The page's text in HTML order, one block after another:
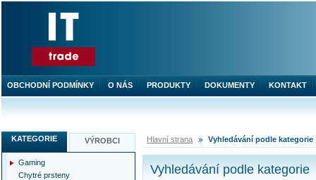
Hlavní strana Vyhledávání podle kategorie
Vyhledávání podle kategorie
KATEGORIE VÝROBCI
Gaming
Chytré prsteny
OBCHODNÍ PODMÍNKY O NÁS PRODUKTY DOKUMENTY KONTAKT